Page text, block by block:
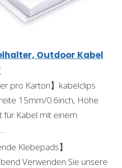
Outdoor Kabel
pro Karton】kabelclips
15mm/0.6inch, Höhe
für Kabel mit einem
Klebepads】
Verwenden Sie unsere